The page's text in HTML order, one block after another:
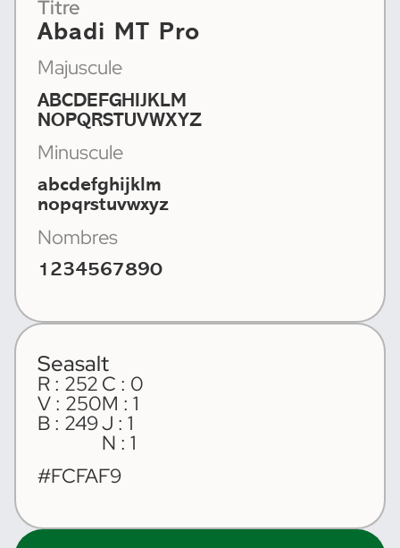
Titre
Abadi MT Pro
Majuscule
ABCDEFGHIJKLM
NOPQRSTUVWXYZ
Minuscule
abcdefghijklm
nopqrstuvwxyz
Nombres
1234567890
Seasalt
R : 252
V : 250
B : 249
C : 0
M : 1
J : 1
N : 1
#FCFAF9